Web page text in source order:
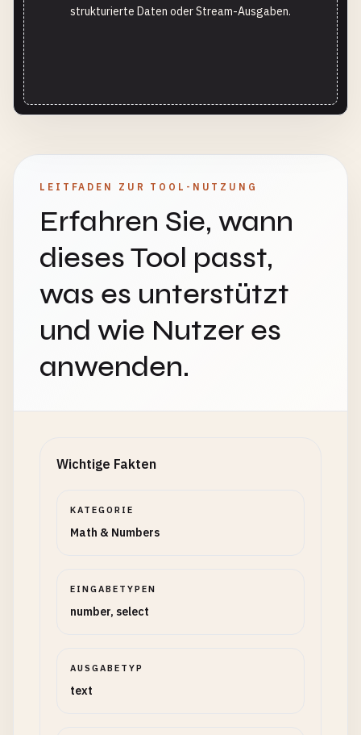
strukturierte Daten oder Stream-Ausgaben.
LEITFADEN ZUR TOOL-NUTZUNG
Erfahren Sie, wann
dieses Tool passt,
was es unterstützt
und wie Nutzer es
anwenden.
Wichtige Fakten
KATEGORIE
Math & Numbers
EINGABETYPEN
number, select
AUSGABETYP
text